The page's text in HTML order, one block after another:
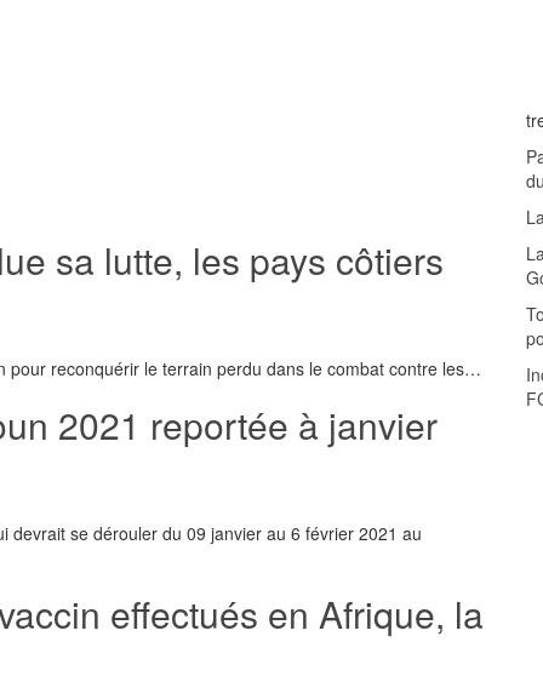
sa lutte, les pays côtiers
pour reconquérir le terrain perdu dans le combat contre les…
2021 reportée à janvier
devrait se dérouler du 09 janvier au 6 février 2021 au
effectués en Afrique, la